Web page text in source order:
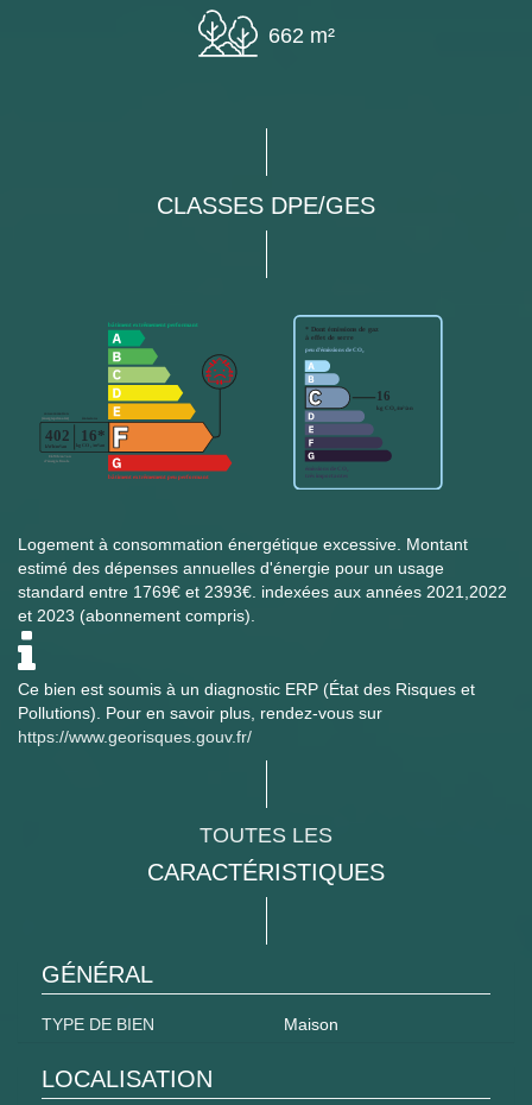
662 m²
CLASSES DPE/GES
Logement à consommation énergétique excessive. Montant
estimé des dépenses annuelles d'énergie pour un usage
standard entre 1769€ et 2393€. indexées aux années 2021,2022
et 2023 (abonnement compris).
Ce bien est soumis à un diagnostic ERP (État des Risques et
Pollutions). Pour en savoir plus, rendez-vous sur
https://www.georisques.gouv.fr/
TOUTES LES
CARACTÉRISTIQUES
GÉNÉRAL
TYPE DE BIEN Maison
LOCALISATION